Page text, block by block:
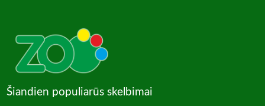
Šiandien populiarūs skelbimai